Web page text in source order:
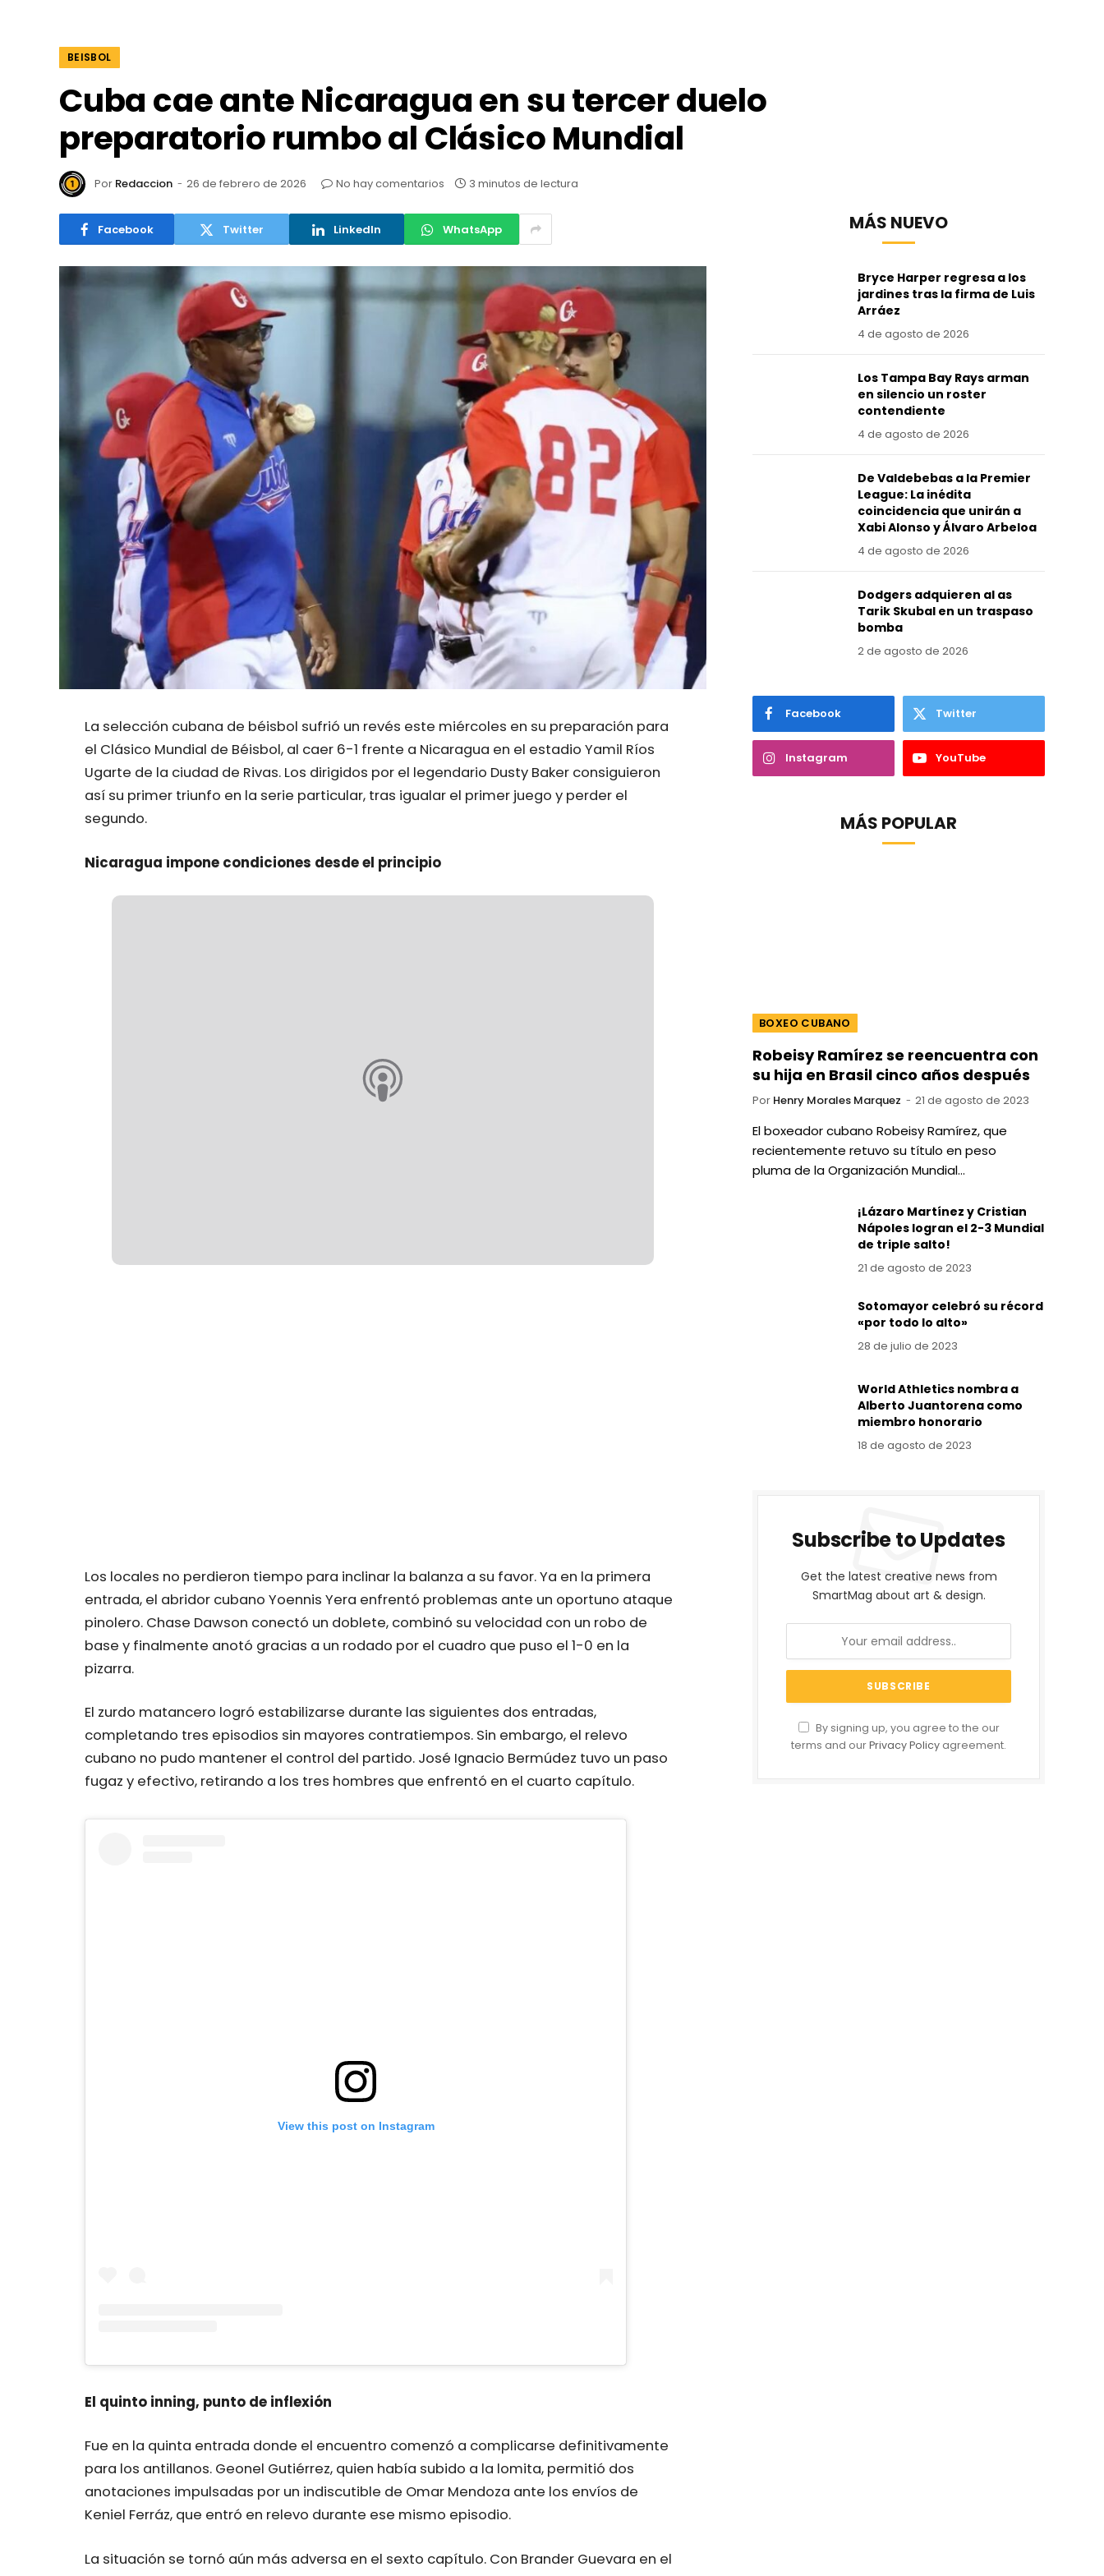
BEISBOL
Cuba cae ante Nicaragua en su tercer duelo
preparatorio rumbo al Clásico Mundial
Por Redaccion 26 de febrero de 2026 No hay comentarios 3 minutos de lectura
Facebook Twitter LinkedIn WhatsApp
La selección cubana de béisbol sufrió un revés este miércoles en su preparación para
el Clásico Mundial de Béisbol, al caer 6-1 frente a Nicaragua en el estadio Yamil Ríos
Ugarte de la ciudad de Rivas. Los dirigidos por el legendario Dusty Baker consiguieron
así su primer triunfo en la serie particular, tras igualar el primer juego y perder el
segundo.
Nicaragua impone condiciones desde el principio
Los locales no perdieron tiempo para inclinar la balanza a su favor. Ya en la primera
entrada, el abridor cubano Yoennis Yera enfrentó problemas ante un oportuno ataque
pinolero. Chase Dawson conectó un doblete, combinó su velocidad con un robo de
base y finalmente anotó gracias a un rodado por el cuadro que puso el 1-0 en la
pizarra.
El zurdo matancero logró estabilizarse durante las siguientes dos entradas,
completando tres episodios sin mayores contratiempos. Sin embargo, el relevo
cubano no pudo mantener el control del partido. José Ignacio Bermúdez tuvo un paso
fugaz y efectivo, retirando a los tres hombres que enfrentó en el cuarto capítulo.
View this post on Instagram
El quinto inning, punto de inflexión
Fue en la quinta entrada donde el encuentro comenzó a complicarse definitivamente
para los antillanos. Geonel Gutiérrez, quien había subido a la lomita, permitió dos
anotaciones impulsadas por un indiscutible de Omar Mendoza ante los envíos de
Keniel Ferráz, que entró en relevo durante ese mismo episodio.
La situación se tornó aún más adversa en el sexto capítulo. Con Brander Guevara en el
MÁS NUEVO
Bryce Harper regresa a los
jardines tras la firma de Luis
Arráez
4 de agosto de 2026
Los Tampa Bay Rays arman
en silencio un roster
contendiente
4 de agosto de 2026
De Valdebebas a la Premier
League: La inédita
coincidencia que unirán a
Xabi Alonso y Álvaro Arbeloa
4 de agosto de 2026
Dodgers adquieren al as
Tarik Skubal en un traspaso
bomba
2 de agosto de 2026
Facebook Twitter
Instagram YouTube
MÁS POPULAR
BOXEO CUBANO
Robeisy Ramírez se reencuentra con
su hija en Brasil cinco años después
Por Henry Morales Marquez 21 de agosto de 2023
El boxeador cubano Robeisy Ramírez, que
recientemente retuvo su título en peso
pluma de la Organización Mundial…
¡Lázaro Martínez y Cristian
Nápoles logran el 2-3 Mundial
de triple salto!
21 de agosto de 2023
Sotomayor celebró su récord
«por todo lo alto»
28 de julio de 2023
World Athletics nombra a
Alberto Juantorena como
miembro honorario
18 de agosto de 2023
Subscribe to Updates
Get the latest creative news from
SmartMag about art & design.
By signing up, you agree to the our
terms and ourPrivacy Policy agreement.